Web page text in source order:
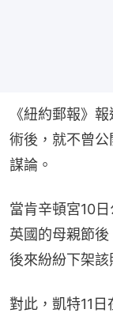
《紐約郵報》
術後，就不曾
謀論。
當肯辛頓宮10
英國的母親節
後來紛紛下架該
對此，凱特11